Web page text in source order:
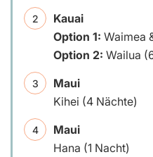
Kauai
Option 1: Waimea
Option 2: Wailua
Maui
Kihei (4 Nächte)
Maui
Hana (1 Nacht)